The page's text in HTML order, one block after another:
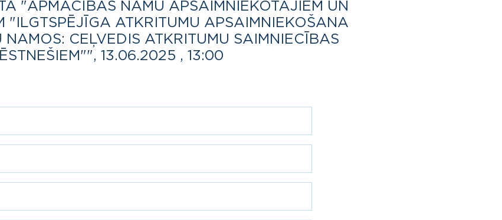
"APMĀCĪBAS NAMU APSAIMNIEKOTĀJIEM UN
"ILGTSPĒJĪGA ATKRITUMU APSAIMNIEKOŠANA
CEĻVEDIS ATKRITUMU SAIMNIECĪBAS
13.06.2025 , 13:00